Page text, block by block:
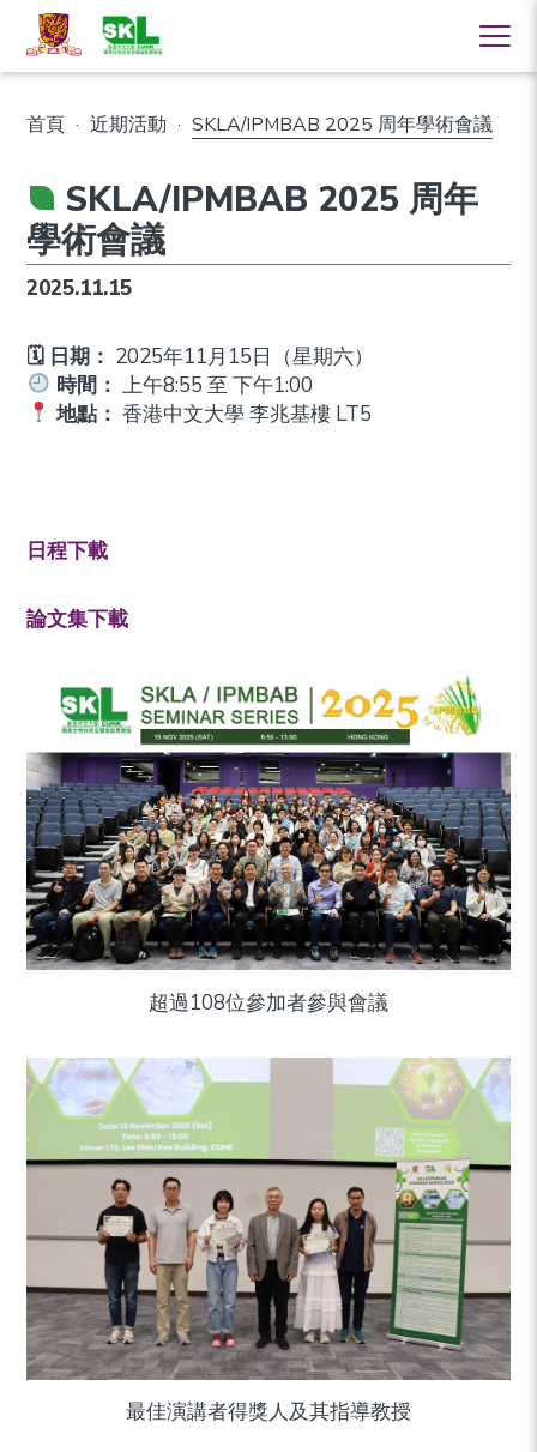
首頁 · 近期活動 · SKLA/IPMBAB 2025 周年學術會議
SKLA/IPMBAB 2025 周年
學術會議
2025.11.15
🗓 日期： 2025年11月15日（星期六）
時間： 上午8:55 至 下午1:00
地點： 香港中文大學 李兆基樓 LT5
日程下載
論文集下載
超過108位參加者參與會議
最佳演講者得獎人及其指導教授